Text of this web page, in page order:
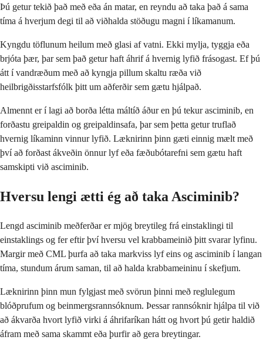
Þú getur tekið það með eða án matar, en reyndu að taka það á sama
tíma á hverjum degi til að viðhalda stöðugu magni í líkamanum.
Kyngdu töflunum heilum með glasi af vatni. Ekki mylja, tyggja eða
brjóta þær, þar sem það getur haft áhrif á hvernig lyfið frásogast. Ef þú
átt í vandræðum með að kyngja pillum skaltu ræða við
heilbrigðisstarfsfólk þitt um aðferðir sem gætu hjálpað.
Almennt er í lagi að borða létta máltíð áður en þú tekur asciminib, en
forðastu greipaldin og greipaldinsafa, þar sem þetta getur truflað
hvernig líkaminn vinnur lyfið. Læknirinn þinn gæti einnig mælt með
því að forðast ákveðin önnur lyf eða fæðubótarefni sem gætu haft
samskipti við asciminib.
Hversu lengi ætti ég að taka Asciminib?
Lengd asciminib meðferðar er mjög breytileg frá einstaklingi til
einstaklings og fer eftir því hversu vel krabbameinið þitt svarar lyfinu.
Margir með CML þurfa að taka markviss lyf eins og asciminib í langan
tíma, stundum árum saman, til að halda krabbameininu í skefjum.
Læknirinn þinn mun fylgjast með svörun þinni með reglulegum
blóðprufum og beinmergsrannsóknum. Þessar rannsóknir hjálpa til við
að ákvarða hvort lyfið virki á áhrifaríkan hátt og hvort þú getir haldið
áfram með sama skammt eða þurfir að gera breytingar.